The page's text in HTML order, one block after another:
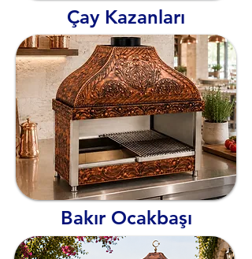
Çay Kazanları
Bakır Ocakbaşı